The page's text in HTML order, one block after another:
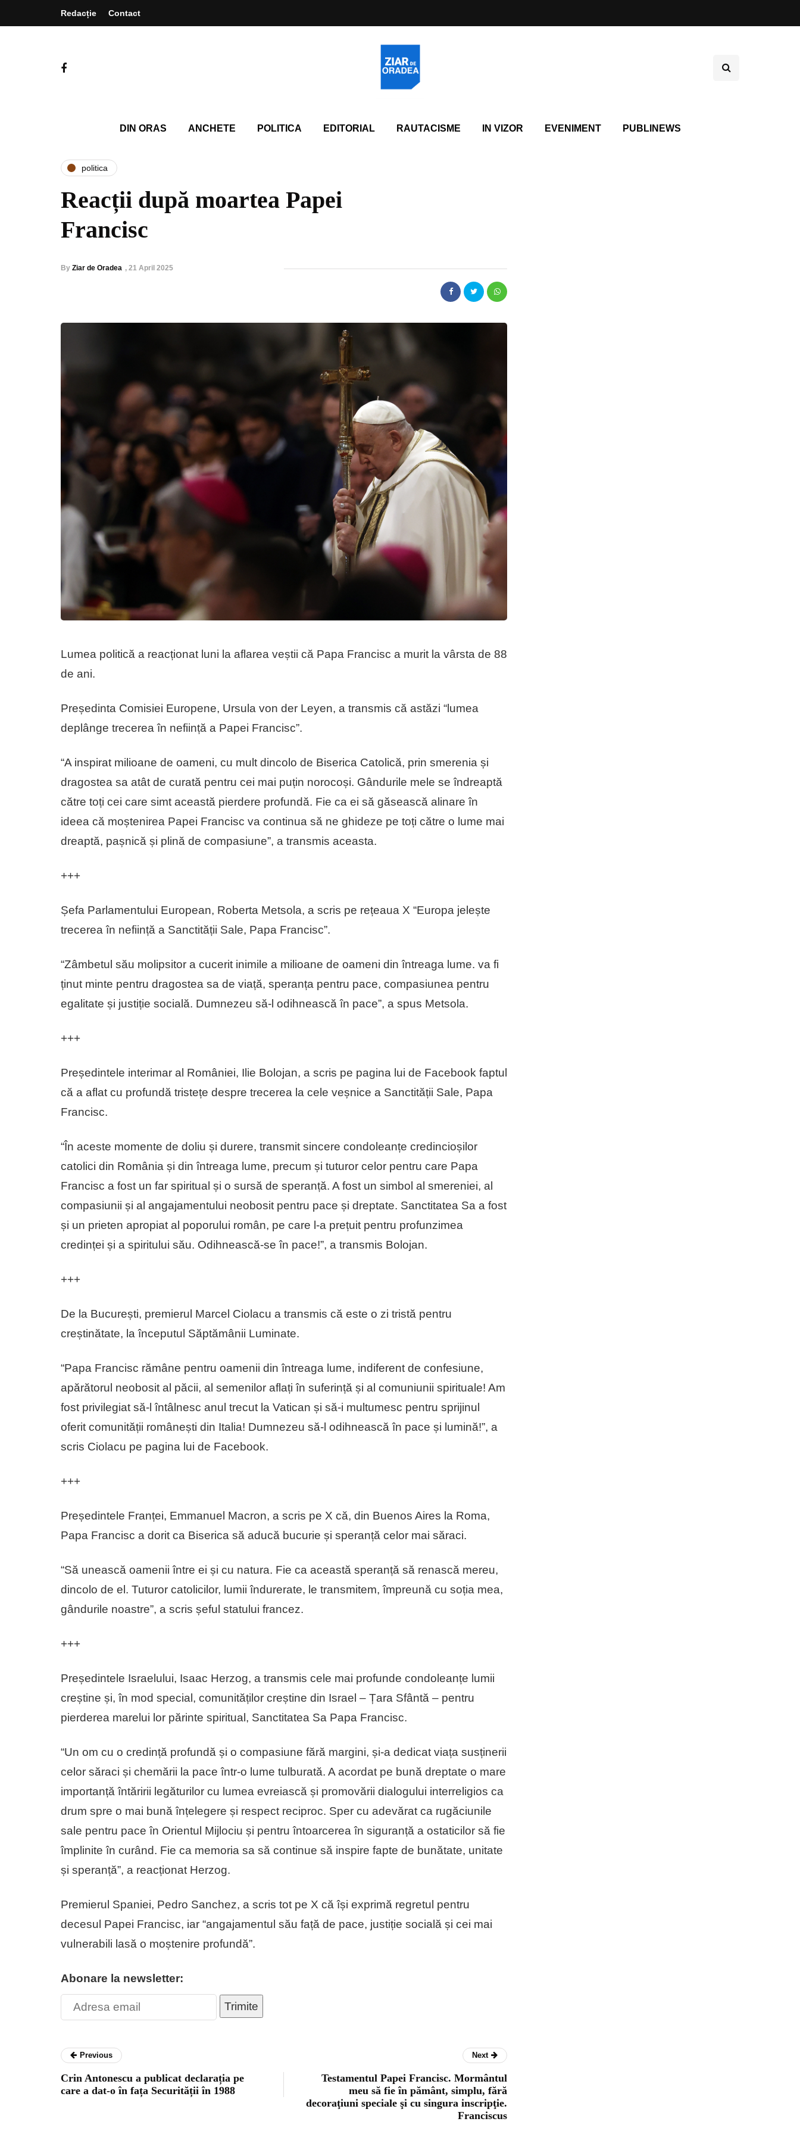
Redacție Contact
DIN ORAS ANCHETE POLITICA EDITORIAL RAUTACISME IN VIZOR EVENIMENT PUBLINEWS
politica
Reacții după moartea Papei
Francisc
By Ziar de Oradea , 21 April 2025
Lumea politică a reacționat luni la aflarea veștii că Papa Francisc a murit la vârsta de 88
de ani.
Președinta Comisiei Europene, Ursula von der Leyen, a transmis că astăzi “lumea
deplânge trecerea în neființă a Papei Francisc”.
“A inspirat milioane de oameni, cu mult dincolo de Biserica Catolică, prin smerenia și
dragostea sa atât de curată pentru cei mai puțin norocoși. Gândurile mele se îndreaptă
către toți cei care simt această pierdere profundă. Fie ca ei să găsească alinare în
ideea că moștenirea Papei Francisc va continua să ne ghideze pe toți către o lume mai
dreaptă, pașnică și plină de compasiune”, a transmis aceasta.
+++
Șefa Parlamentului European, Roberta Metsola, a scris pe rețeaua X “Europa jelește
trecerea în neființă a Sanctității Sale, Papa Francisc”.
“Zâmbetul său molipsitor a cucerit inimile a milioane de oameni din întreaga lume. va fi
ținut minte pentru dragostea sa de viață, speranța pentru pace, compasiunea pentru
egalitate și justiție socială. Dumnezeu să-l odihnească în pace”, a spus Metsola.
+++
Președintele interimar al României, Ilie Bolojan, a scris pe pagina lui de Facebook faptul
că a aflat cu profundă tristețe despre trecerea la cele veșnice a Sanctității Sale, Papa
Francisc.
“În aceste momente de doliu și durere, transmit sincere condoleanțe credincioșilor
catolici din România și din întreaga lume, precum și tuturor celor pentru care Papa
Francisc a fost un far spiritual și o sursă de speranță. A fost un simbol al smereniei, al
compasiunii și al angajamentului neobosit pentru pace și dreptate. Sanctitatea Sa a fost
și un prieten apropiat al poporului român, pe care l-a prețuit pentru profunzimea
credinței și a spiritului său. Odihnească-se în pace!”, a transmis Bolojan.
+++
De la București, premierul Marcel Ciolacu a transmis că este o zi tristă pentru
creștinătate, la începutul Săptămânii Luminate.
“Papa Francisc rămâne pentru oamenii din întreaga lume, indiferent de confesiune,
apărătorul neobosit al păcii, al semenilor aflați în suferință și al comuniunii spirituale! Am
fost privilegiat să-l întâlnesc anul trecut la Vatican și să-i multumesc pentru sprijinul
oferit comunității românești din Italia! Dumnezeu să-l odihnească în pace și lumină!”, a
scris Ciolacu pe pagina lui de Facebook.
+++
Președintele Franței, Emmanuel Macron, a scris pe X că, din Buenos Aires la Roma,
Papa Francisc a dorit ca Biserica să aducă bucurie și speranță celor mai săraci.
“Să unească oamenii între ei și cu natura. Fie ca această speranță să renască mereu,
dincolo de el. Tuturor catolicilor, lumii îndurerate, le transmitem, împreună cu soția mea,
gândurile noastre”, a scris șeful statului francez.
+++
Președintele Israelului, Isaac Herzog, a transmis cele mai profunde condoleanțe lumii
creștine și, în mod special, comunităților creștine din Israel – Țara Sfântă – pentru
pierderea marelui lor părinte spiritual, Sanctitatea Sa Papa Francisc.
“Un om cu o credință profundă și o compasiune fără margini, și-a dedicat viața susținerii
celor săraci și chemării la pace într-o lume tulburată. A acordat pe bună dreptate o mare
importanță întăririi legăturilor cu lumea evreiască și promovării dialogului interreligios ca
drum spre o mai bună înțelegere și respect reciproc. Sper cu adevărat ca rugăciunile
sale pentru pace în Orientul Mijlociu și pentru întoarcerea în siguranță a ostaticilor să fie
împlinite în curând. Fie ca memoria sa să continue să inspire fapte de bunătate, unitate
și speranță”, a reacționat Herzog.
Premierul Spaniei, Pedro Sanchez, a scris tot pe X că își exprimă regretul pentru
decesul Papei Francisc, iar “angajamentul său față de pace, justiție socială și cei mai
vulnerabili lasă o moștenire profundă”.
Abonare la newsletter:
Trimite
Previous
Crin Antonescu a publicat declarația pe
care a dat-o în fața Securității în 1988
Next
Testamentul Papei Francisc. Mormântul
meu să fie în pământ, simplu, fără
decoraţiuni speciale şi cu singura inscripţie.
Franciscus